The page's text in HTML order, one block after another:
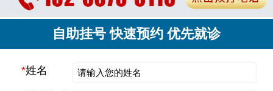
自助挂号 快速预约 优先就诊
*姓名